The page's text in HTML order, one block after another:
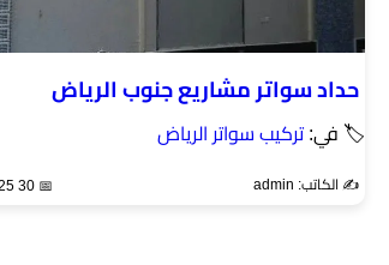
حداد سواتر مشاريع جنوب الرياض
🏷 في:تركيب سواتر الرياض
✍️ الكاتب: admin 📅 30 Dec 2025